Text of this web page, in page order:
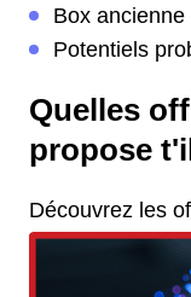
Box ancienne
Potentiels
Quelles
propose
Découvrez les